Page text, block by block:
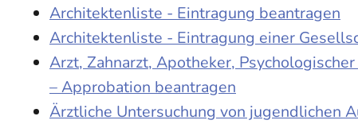
Architektenliste - Eintragung beantragen
Architektenliste - Eintragung einer
Arzt, Zahnarzt, Apotheker,
– Approbation beantragen
Ärztliche Untersuchung von jugendlichen